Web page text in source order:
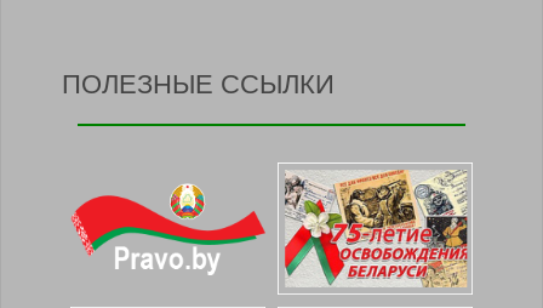
ПОЛЕЗНЫЕ ССЫЛКИ